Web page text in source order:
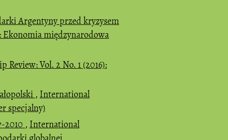
Argentyny przed kryzysem
Ekonomia międzynarodowa
Vol. 2 No. 1 (2016):
, International
specjalny)
2010 , International